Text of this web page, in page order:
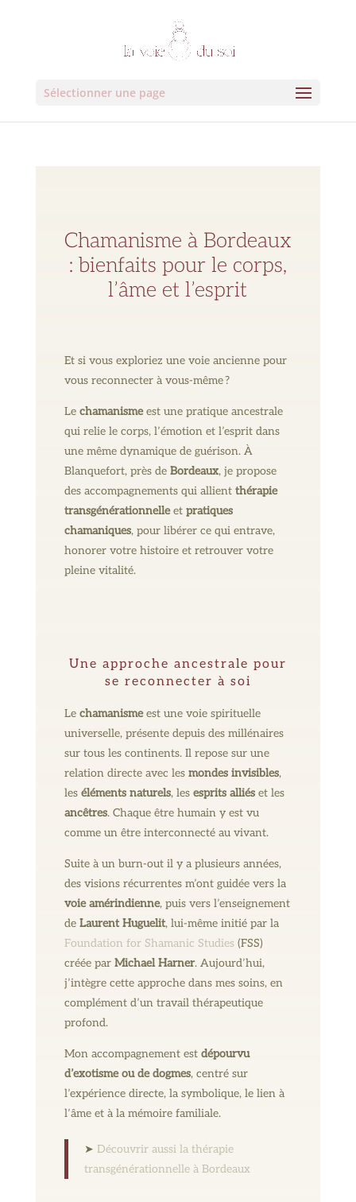
Sélectionner une page
Chamanisme à Bordeaux
: bienfaits pour le corps,
l’âme et l’esprit
Et si vous exploriez une voie ancienne pour
vous reconnecter à vous-même ?
Le chamanismeest une pratique ancestrale
qui relie le corps, l’émotion et l’esprit dans
une même dynamique de guérison. À
Blanquefort, près de Bordeaux, je propose
des accompagnements qui allient thérapie
transgénérationnelleet pratiques
chamaniques, pour libérer ce qui entrave,
honorer votre histoire et retrouver votre
pleine vitalité.
Une approche ancestrale pour
se reconnecter à soi
Le chamanismeest une voie spirituelle
universelle, présente depuis des millénaires
sur tous les continents. Il repose sur une
relation directe avec les mondes invisibles,
les éléments naturels, les esprits alliéset les
ancêtres. Chaque être humain y est vu
comme un être interconnecté au vivant.
Suite à un burn-out il y a plusieurs années,
des visions récurrentes m’ont guidée vers la
voie amérindienne, puis vers l’enseignement
de Laurent Huguelit, lui-même initié par la
Foundation for Shamanic Studies (FSS)
créée par Michael Harner. Aujourd’hui,
j’intègre cette approche dans mes soins, en
complément d’un travail thérapeutique
profond.
Mon accompagnement est dépourvu
d’exotisme ou de dogmes, centré sur
l’expérience directe, la symbolique, le lien à
l’âme et à la mémoire familiale.
➤ Découvrir aussi la thérapie
transgénérationnelle à Bordeaux